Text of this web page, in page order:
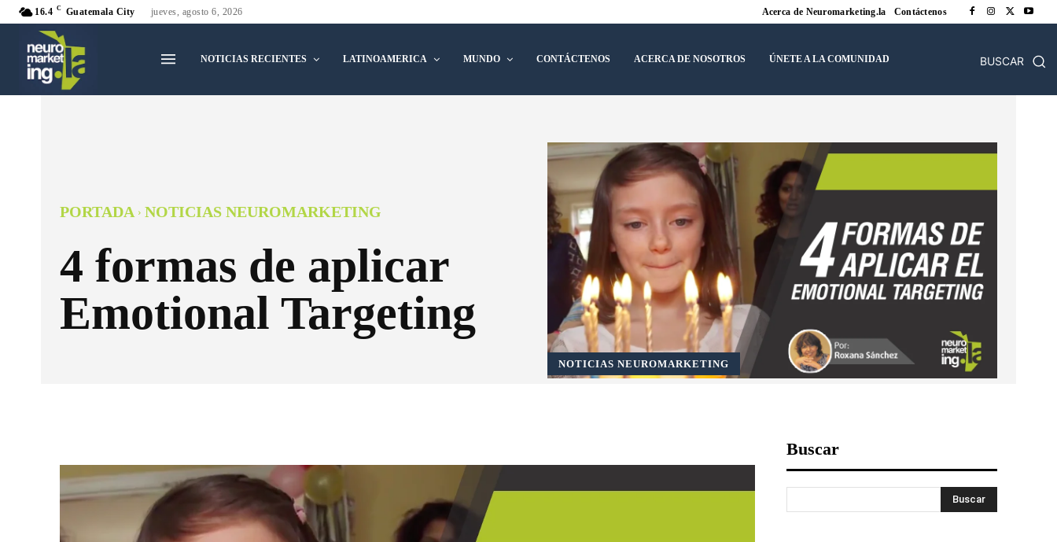
16.4 C Guatemala City jueves, agosto 6, 2026 Acerca de Neuromarketing.la Contáctenos
NOTICIAS RECIENTES LATINOAMERICA MUNDO CONTÁCTENOS ACERCA DE NOSOTROS ÚNETE A LA COMUNIDAD BUSCAR
PORTADA NOTICIAS NEUROMARKETING
4 formas de aplicar
Emotional Targeting
NOTICIAS NEUROMARKETING
Buscar
Buscar